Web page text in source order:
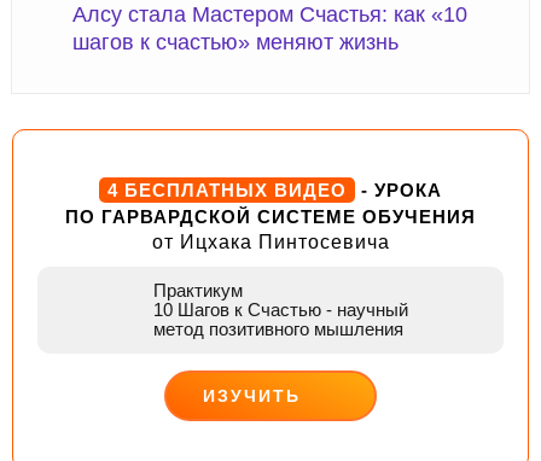
Алсу стала Мастером Счастья: как «10
шагов к счастью» меняют жизнь
4 БЕСПЛАТНЫХ ВИДЕО
- УРОКА
ПО ГАРВАРДСКОЙ СИСТЕМЕ ОБУЧЕНИЯ
от Ицхака Пинтосевича
Практикум
10 Шагов к Счастью - научный
метод позитивного мышления
ИЗУЧИТЬ